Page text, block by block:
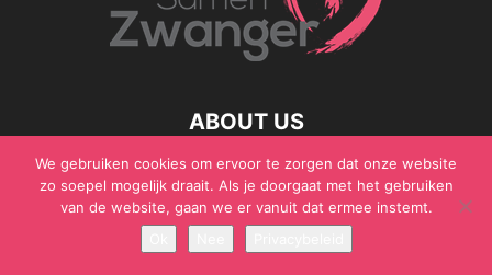
ABOUT US
© Samen Zwanger - Copyright - Gericht Media 2017 - 2021
We gebruiken cookies om ervoor te zorgen dat onze website
zo soepel mogelijk draait. Als je doorgaat met het gebruiken
van de website, gaan we er vanuit dat ermee instemt.